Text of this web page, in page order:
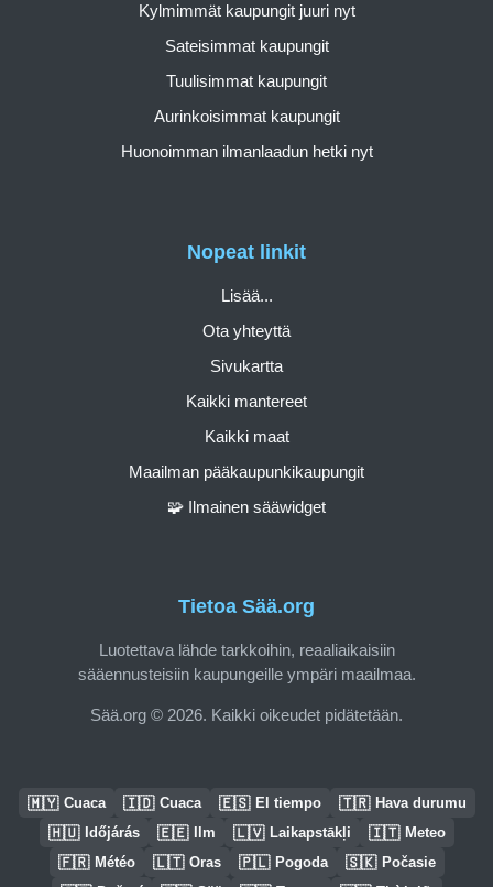
Tietoa Sää.org
Luotettava lähde tarkkoihin, reaaliaikaisiin
sääennusteisiin kaupungeille ympäri maailmaa.
Sää.org © 2026. Kaikki oikeudet pidätetään.
Nopeat linkit
Lisää...
Ota yhteyttä
Sivukartta
Kaikki mantereet
Kaikki maat
Maailman pääkaupunkikaupungit
🧩 Ilmainen sääwidget
Kylmimmät kaupungit juuri nyt
Sateisimmat kaupungit
Tuulisimmat kaupungit
Aurinkoisimmat kaupungit
Huonoimman ilmanlaadun hetki nyt
🇲🇾 Cuaca 🇮🇩 Cuaca 🇪🇸 El tiempo 🇹🇷 Hava durumu
🇭🇺 Időjárás 🇪🇪 Ilm 🇱🇻 Laikapstākļi 🇮🇹 Meteo
🇫🇷 Météo 🇱🇹 Oras 🇵🇱 Pogoda 🇸🇰 Počasie